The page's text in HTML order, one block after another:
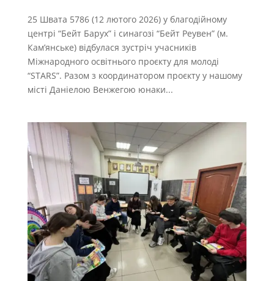
25 Швата 5786 (12 лютого 2026) у благодійному
центрі “Бейт Барух” і синагозі “Бейт Реувен” (м.
Кам’янське) відбулася зустріч учасників
Міжнародного освітнього проєкту для молоді
“STARS”. Разом з координатором проєкту у нашому
місті Даніелою Венжегою юнаки...